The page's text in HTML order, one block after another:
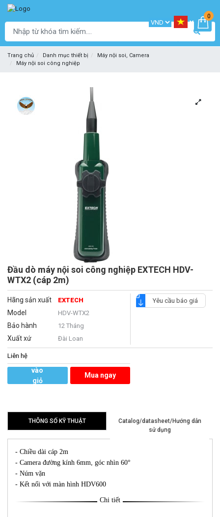
0
Trang chủ Danh mục thiết bị
Máy nội soi, Camera
Máy nội soi công nghiệp
Đầu dò máy nội soi công nghiệp EXTECH HDV-
WTX2 (cáp 2m)
Hãng sản xuất EXTECH
Model HDV-WTX2
Bảo hành 12 Tháng
Xuất xứ Đài Loan
Yêu cầu báo giá
Liên hệ
vào
giỏ
Mua ngay
THÔNG SỐ KỸ THUẬT
Catalog/datasheet/Hướng dẫn
sử dụng
- Chiều dài cáp 2m
- Camera đường kính 6mm, góc nhìn 60°
- Núm vặn
- Kết nối với màn hình HDV600
Chi tiết